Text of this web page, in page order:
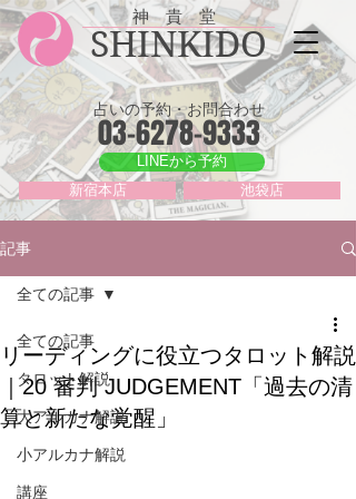
神 貴 堂
SHINKIDO
占いの予約・お問合わせ
03-6278-9333
LINEから予約
新宿本店 池袋店
記事
全ての記事
タロット解説
大アルカナ解説
小アルカナ解説
講座
全ての記事
リーディングに役立つタロット解説
｜20 審判 JUDGEMENT「過去の清
算と新たな覚醒」